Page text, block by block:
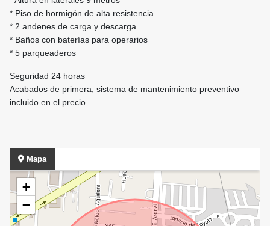
* Piso de hormigón de alta resistencia
* 2 andenes de carga y descarga
* Baños con baterías para operarios
* 5 parqueaderos
Seguridad 24 horas
Acabados de primera, sistema de mantenimiento preventivo
incluido en el precio
Mapa
+
−